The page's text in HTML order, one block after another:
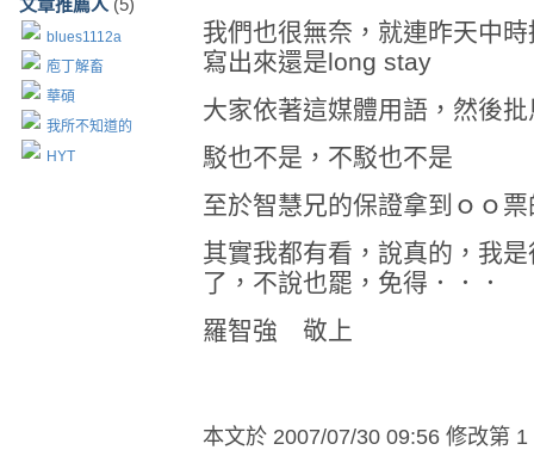
文章推薦人 (5)
blues1112a
庖丁解畜
華碩
我所不知道的
HYT
我們也很無奈，就連昨天中
寫出來還是long stay
大家依著這媒體用語，然後
駁也不是，不駁也不是
至於智慧兄的保證拿到ｏｏ
其實我都有看，說真的，我
了，不說也罷，免得．．．
羅智強 敬上
本文於 2007/07/30 09:56 修改第 1